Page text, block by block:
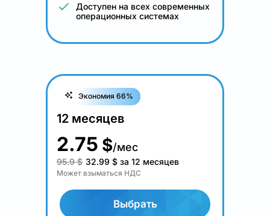
Доступен на всех современных
операционных системах
Экономия 66%
12 месяцев
2.75 $/мес
95.9 $ 32.99 $ за 12 месяцев
Может взыматься НДС
Выбрать